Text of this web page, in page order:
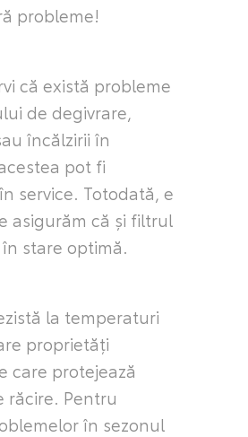
probleme!
că există probleme
de degivrare,
încălzirii în
pot fi
service. Totodată, e
asigurăm că și filtrul
stare optimă.
la temperaturi
proprietăți
care protejează
răcire. Pentru
în sezonul